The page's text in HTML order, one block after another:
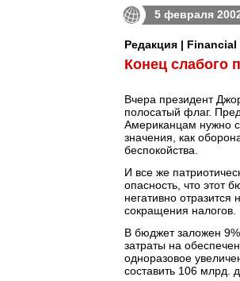
5 февраля
Редакция | Financial
Конец слабого
Вчера президент
полосатый флаг.
Американцам нужно
значения, как
беспокойства.
И все же
опасность, что этот
негативно
сокращения налогов.
В бюджет заложен
затраты на
одноразовое
составить 106 млрд.